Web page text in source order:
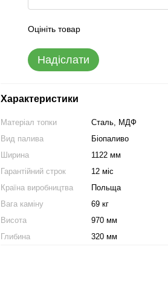
Оцініть товар
Надіслати
Характеристики
Матеріал топки
Сталь, МДФ
Вид палива
Біопаливо
Ширина
1122 мм
Гарантійний строк
12 міс
Країна виробництва
Польща
Вага каміну
69 кг
Висота
970 мм
Глибина
320 мм